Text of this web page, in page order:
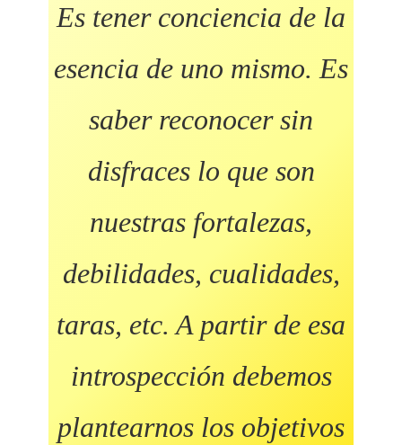
Es tener conciencia de la
esencia de uno mismo. Es
saber reconocer sin
disfraces lo que son
nuestras fortalezas,
debilidades, cualidades,
taras, etc. A partir de esa
introspección debemos
plantearnos los objetivos